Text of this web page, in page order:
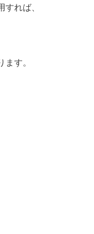
れば、
す。